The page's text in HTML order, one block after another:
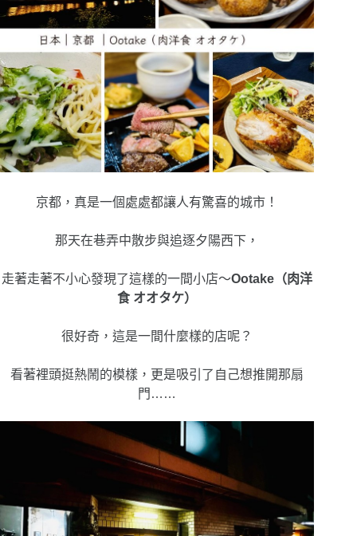
京都，真是一個處處都讓人有驚喜的城市！
那天在巷弄中散步與追逐夕陽西下，
走著走著不小心發現了這樣的一間小店～Ootake（肉洋
食 オオタケ）
很好奇，這是一間什麼樣的店呢？
看著裡頭挺熱鬧的模樣，更是吸引了自己想推開那扇
門……